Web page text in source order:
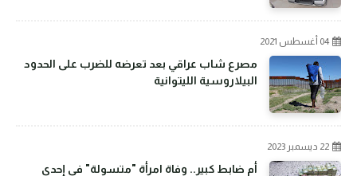
04 أغسطس 2021
مصرع شاب عراقي بعد تعرضه للضرب على الحدود
البيلاروسية الليتوانية
22 ديسمبر 2023
أم ضابط كبير.. وفاة امرأة "متسولة" في إحدى